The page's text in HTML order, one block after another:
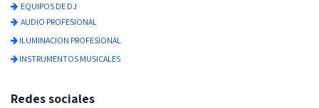
EQUIPOS DE DJ
AUDIO PROFESIONAL
ILUMINACION PROFESIONAL
INSTRUMENTOS MUSICALES
Redes sociales